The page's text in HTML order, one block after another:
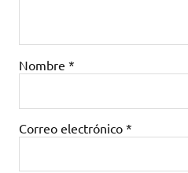
Nombre *
Correo electrónico *